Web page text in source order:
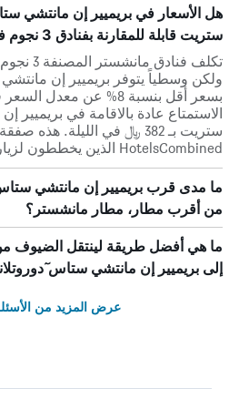
هل الأسعار في بريميير إن مانتشي
ستريت قابلة للمقارنة بفنادق 3 نجوم في مانشستر؟
ولكن وسطياً يتوفر بريميير إن
بسعر أقل بنسبة 8% عن
الاستمتاع عادة بالاقامة في بريميير
ستريت بـ 382 ﷼ في الليلة.
HotelsCombined الذين يخططون لزيارة مانشستر.
ما مدى قرب بريميير إن مانتشي
من أقرب مطار، مطار مانشستر؟
ما هي أفضل طريقة لينتقل الضيوف
إلى بريميير إن مانتشي ستاس
عرض المزيد من